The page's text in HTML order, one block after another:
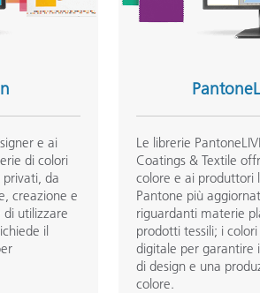
e ai
di colori
da
creazione e
di utilizzare
il
Le librerie
Coatings & Textile
colore e ai produttori
Pantone più
riguardanti materie
prodotti tessili; i
digitale per garantire
di design e una
colore.